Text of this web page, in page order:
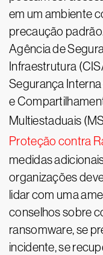
em um ambiente
precaução
Agência de
Infraestrutura
Segurança
e
Multiestaduais
Proteção contra
medidas
organizações
lidar com uma
conselhos sobre
ransomware, se
incidente, se